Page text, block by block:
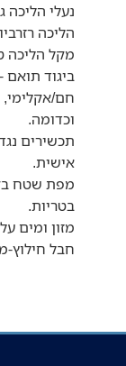
נעלי הליכה
הליכה
מקל הליכה
ביגוד תואם
חם/אקלימי,
וכדומה.
תכשירים
אישית.
בטריות.
מזון ומים
חבל חילוץ-מינימום 25